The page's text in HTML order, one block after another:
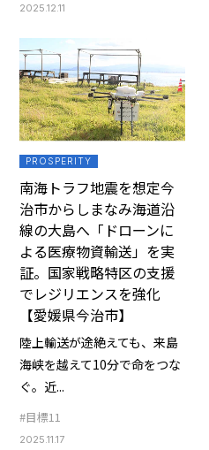
2025.12.11
PROSPERITY
南海トラフ地震を想定――今
治市からしまなみ海道沿
線の大島へ「ドローンに
よる医療物資輸送」を実
証。国家戦略特区の支援
でレジリエンスを強化
【愛媛県今治市】
陸上輸送が途絶えても、来島
海峡を越えて10分で命をつな
ぐ。近...
#目標11
2025.11.17